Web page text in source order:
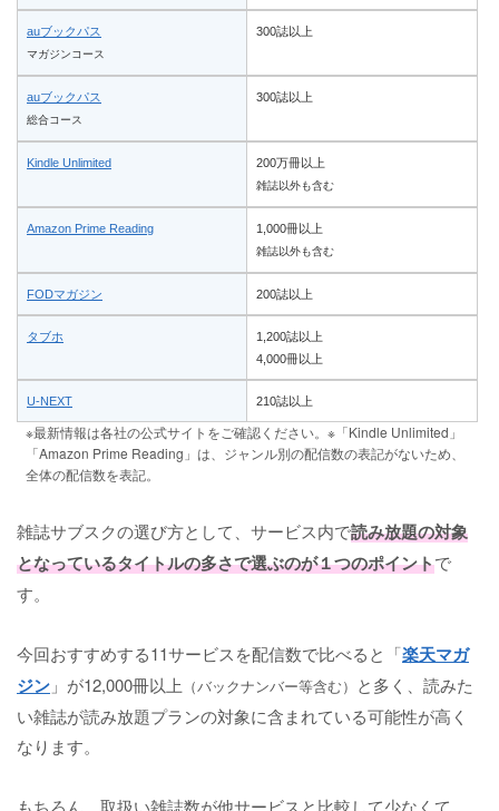
auブックパス
マガジンコース
300誌以上
auブックパス
総合コース
300誌以上
Kindle Unlimited 200万冊以上
雑誌以外も含む
Amazon Prime Reading 1,000冊以上
雑誌以外も含む
FODマガジン 200誌以上
タブホ
1,200誌以上
4,000冊以上
U-NEXT 210誌以上
※最新情報は各社の公式サイトをご確認ください。※「Kindle Unlimited」
「Amazon Prime Reading」は、ジャンル別の配信数の表記がないため、
全体の配信数を表記。
雑誌サブスクの選び方として、サービス内で読み放題の対象
となっているタイトルの多さで選ぶのが１つのポイントで
す。
今回おすすめする11サービスを配信数で比べると「楽天マガ
ジン 」が12,000冊以上 （バックナンバー等含む） と多く、読みた
い雑誌が読み放題プランの対象に含まれている可能性が高く
なります。
もちろん、取扱い雑誌数が他サービスと比較して少なくて